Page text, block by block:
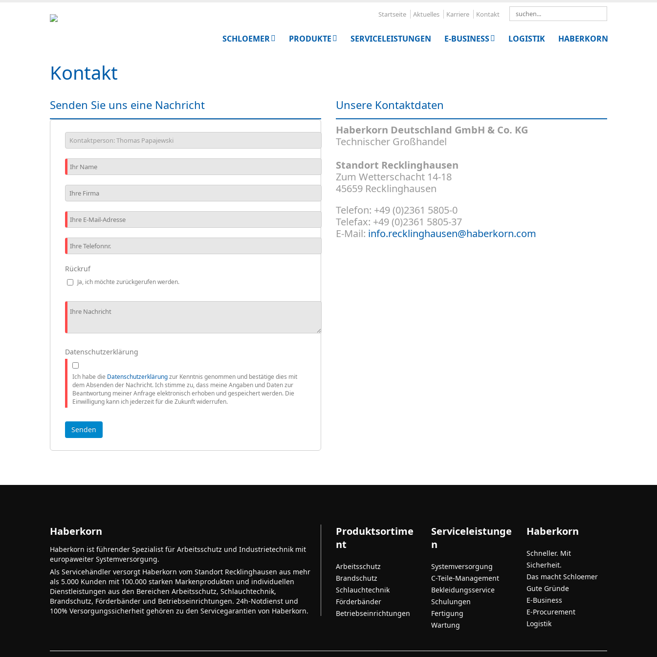
Startseite Aktuelles Karriere Kontakt
SCHLOEMER PRODUKTE SERVICELEISTUNGEN E-BUSINESS LOGISTIK HABERKORN
Kontakt
Senden Sie uns eine Nachricht
Rückruf
Ja, ich möchte zurückgerufen werden.
Datenschutzerklärung
Ich habe die Datenschutzerklärungzur Kenntnis genommen und bestätige dies mit
dem Absenden der Nachricht. Ich stimme zu, dass meine Angaben und Daten zur
Beantwortung meiner Anfrage elektronisch erhoben und gespeichert werden. Die
Einwilligung kann ich jederzeit für die Zukunft widerrufen.
Unsere Kontaktdaten
Haberkorn Deutschland GmbH & Co. KG
Technischer Großhandel
Standort Recklinghausen
Zum Wetterschacht 14-18
45659 Recklinghausen
Telefon: +49 (0)2361 5805-0
Telefax: +49 (0)2361 5805-37
E-Mail: info.recklinghausen@haberkorn.com
Haberkorn
Haberkorn ist führender Spezialist für Arbeitsschutz und Industrietechnik mit
europaweiter Systemversorgung.
Als Servicehändler versorgt Haberkorn vom Standort Recklinghausen aus mehr
als 5.000 Kunden mit 100.000 starken Markenprodukten und individuellen
Dienstleistungen aus den Bereichen Arbeitsschutz, Schlauchtechnik,
Brandschutz, Förderbänder und Betriebseinrichtungen. 24h-Notdienst und
100% Versorgungssicherheit gehören zu den Servicegarantien von Haberkorn.
Produktsortime
nt
Arbeitsschutz
Brandschutz
Schlauchtechnik
Förderbänder
Betriebseinrichtungen
Serviceleistunge
n
Systemversorgung
C-Teile-Management
Bekleidungsservice
Schulungen
Fertigung
Wartung
Haberkorn
Schneller. Mit
Sicherheit.
Das macht Schloemer
Gute Gründe
E-Business
E-Procurement
Logistik